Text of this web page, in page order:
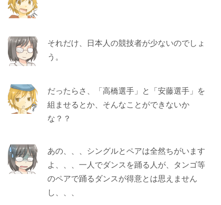
それだけ、日本人の競技者が少ないのでしょ
う。
だったらさ、「高橋選手」と「安藤選手」を
組ませるとか、そんなことができないか
な？？
あの、、、シングルとペアは全然ちがいます
よ、、、一人でダンスを踊る人が、タンゴ等
のペアで踊るダンスが得意とは思えません
し、、、